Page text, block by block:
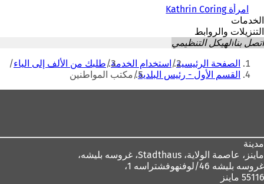
امرأة Kathrin Coring
الخدمات
التنزيلات والروابط
اتصل بناالهيكل التنظيمي
أنت
هنا
الصفحة الرئيسية استخدام الخدمة طلبك من الألف إلى الياء
القسم الأول - رئيس البلدية مكتب المواطنين
مدينة
ماينز، عاصمة الولاية،
غروسه بليشه 46/لوفنهوفشتراسه 1،
55116 ماينز